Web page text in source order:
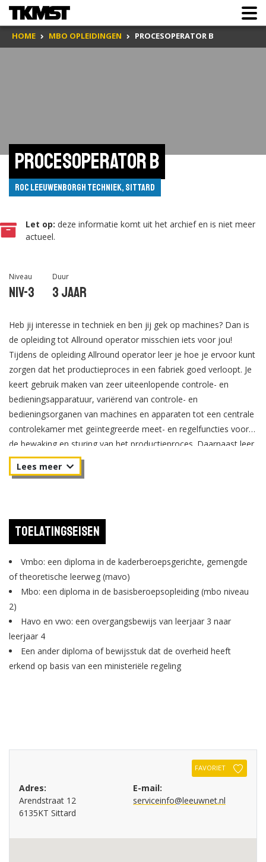
HOME MBO OPLEIDINGEN PROCESOPERATOR B
Procesoperator B
ROC Leeuwenborgh Techniek, Sittard
Let op: deze informatie komt uit het archief en is niet meer
actueel.
Niveau
Niv-3
Duur
3 jaar
Heb jij interesse in techniek en ben jij gek op machines? Dan is
de opleiding tot Allround operator misschien iets voor jou!
Tijdens de opleiding Allround operator leer je hoe je ervoor kunt
zorgen dat het productieproces in een fabriek goed verloopt. Je
keert gebruik maken van zeer uiteenlopende controle- en
bedieningsapparatuur, variërend van controle- en
bedieningsorganen van machines en apparaten tot een centrale
controlekamer met geïntegreerde meet- en regelfuncties voor
de bewaking en sturing van het productieproces. Daarnaast leer
je je collega operators begeleiden en instrueren bij
productiewerkzaamheden.
controleren van installaties en meet- en regelapparatuur of het
helpen ombouwen van een productielijn. Het gaat bijvoorbeeld
om installaties die golfkarton maken van papier, flessen afvullen
of producten verpakken. Je werkt onder leiding van de wachtchef
of hoofdoperator, maar je hebt een eigen verantwoordelijkheid
en voert veel opdrachten zelfstandig uit.
Toelatingseisen
Vmbo: een diploma in de kaderberoepsgerichte, gemengde
of theoretische leerweg (mavo)
Mbo: een diploma in de basisberoepsopleiding (mbo niveau
2)
Havo en vwo: een overgangsbewijs van leerjaar 3 naar
leerjaar 4
Een ander diploma of bewijsstuk dat de overheid heeft
erkend op basis van een ministeriële regeling
FAVORIET
Adres:
Arendstraat 12
6135KT Sittard
E-mail:
serviceinfo@leeuwnet.nl